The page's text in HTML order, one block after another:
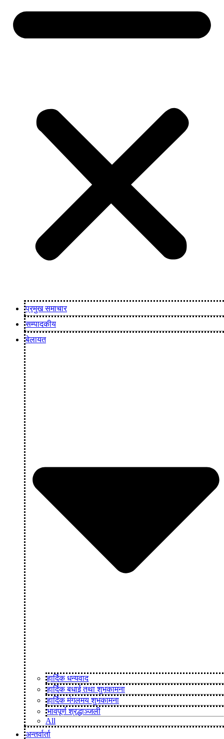
प्रमुख समाचार
सम्पादकीय
बेलायत
हार्दिक धन्यवाद
हार्दिक बधाई तथा शुभकामना
हार्दिक मंगलमय शुभकामना
भावपूर्ण श्रद्धाञ्जली
All
अन्तर्वार्ता